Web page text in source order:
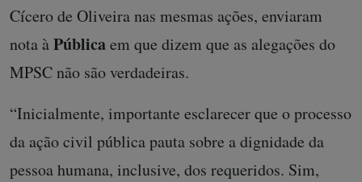
Cícero de Oliveira nas mesmas ações, enviaram
nota àPúblicaem que dizem que as alegações do
MPSC não são verdadeiras.
“Inicialmente, importante esclarecer que o processo
da ação civil pública pauta sobre a dignidade da
pessoa humana, inclusive, dos requeridos. Sim,